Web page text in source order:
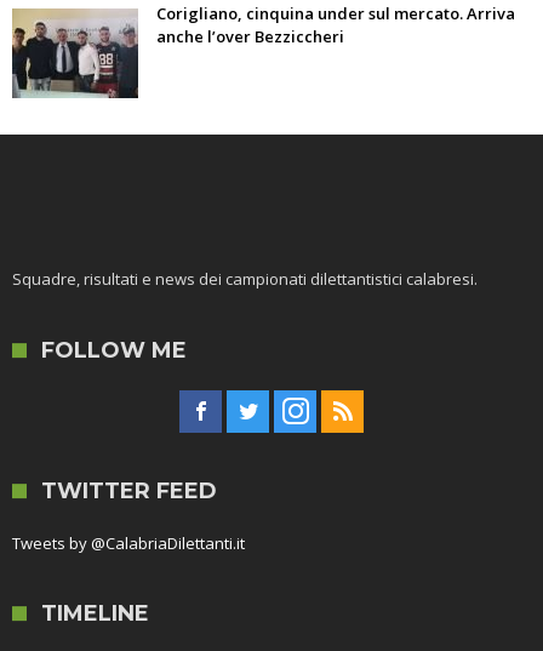
Corigliano, cinquina under sul mercato. Arriva
anche l’over Bezziccheri
Squadre, risultati e news dei campionati dilettantistici calabresi.
FOLLOW ME
TWITTER FEED
Tweets by @CalabriaDilettanti.it
TIMELINE